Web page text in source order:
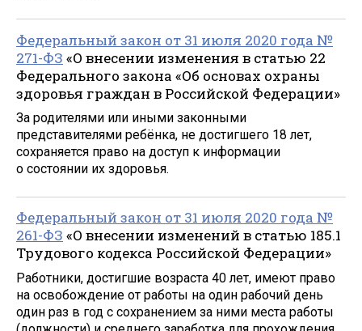
Федеральный закон от 31 июля 2020 года №
271-ФЗ «О внесении изменения в статью 22
Федерального закона «Об основах охраны
здоровья граждан в Российской Федерации»
За родителями или иными законными
представителями ребёнка, не достигшего 18 лет,
сохраняется право на доступ к информации
о состоянии их здоровья.
Федеральный закон от 31 июля 2020 года №
261-ФЗ «О внесении изменений в статью 185.1
Трудового кодекса Российской Федерации»
Работники, достигшие возраста 40 лет, имеют право
на освобождение от работы на один рабочий день
один раз в год с сохранением за ними места работы